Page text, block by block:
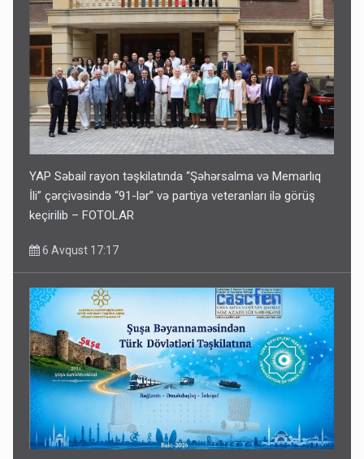
YAP Səbail rayon təşkilatında “Şəhərsalma və Memarlıq
İli” çərçivəsində “91-lər” və partiya veteranları ilə görüş
keçirilib – FOTOLAR
6 Avqust 17:17